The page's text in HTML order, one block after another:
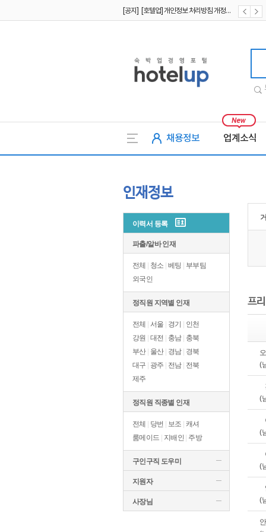
[공지] [호텔업] 개인정보 처리방침 개정본1 (19.09.02)
채용정보 업계소식
인재정보
이력서 등록
파출/알바 인재
전체 청소 베팅
부부팀
외국인
정직원 지역별 인재
전체 서울 경기
인천
강원
대전 충남 충북
부산 울산 경남 경북
대구
광주 전남 전북
제주
정직원 직종별 인재
전체 당번 보조 캐셔
룸메이드
지배인 주방
구인구직 도우미
지원자
사장님
프
(
(
(
(
(